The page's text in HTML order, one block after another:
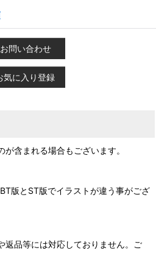
お問い合わせ
気に入り登録
含まれる場合もございます。
版とST版でイラストが違う事がござ
返品等には対応しておりません。ご